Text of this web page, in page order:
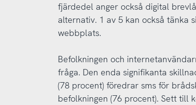
fjärdedel anger också digital
alternativ. 1 av 5 kan också tänka
webbplats.
Befolkningen och
fråga. Den enda signifikanta
(78 procent) föredrar sms för
befolkningen (76 procent). Sett till